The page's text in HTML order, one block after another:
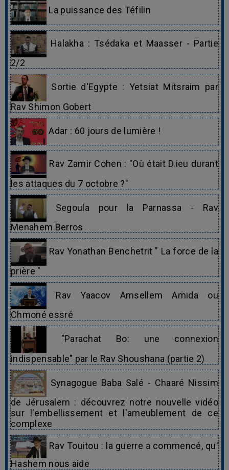
La puissance des Téfilin
Halakha : Tsédaka et Maasser - Partie
2/2
Sortie d'Egypte : Yetsiat Mitsraim par
Rav Shimon Gobert
Adar : 60 jours de lumière !
Rav Zamir Cohen : "Où était D.ieu durant
les attaques du 7 octobre ?"
Segoula pour la Parnassa - Rav
Menahem Berros
Rav Yonathan Benchetrit " La force de la
prière "
Rav Yaacov Amsellem Amida ou
Chmoné essré
"Parachat Bo: une connexion
indispensable" par le Rav Shoushana (partie 2)
Synagogue Baba Salé - Chaaré Nissim
de Jérusalem : découvrez notre nouvelle vidéo
sur l'embellissement et l'ameublement de ce
complexe
Rav Touitou : la guerre a commencé, qu'
Hashem nous aide